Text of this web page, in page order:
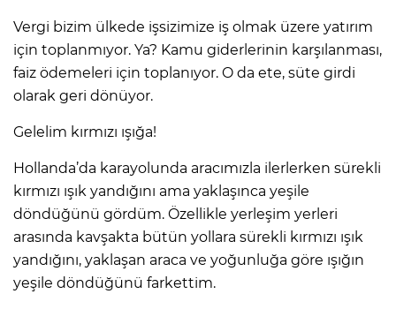
Vergi bizim ülkede işsizimize iş olmak üzere yatırım
için toplanmıyor. Ya? Kamu giderlerinin karşılanması,
faiz ödemeleri için toplanıyor. O da ete, süte girdi
olarak geri dönüyor.
Gelelim kırmızı ışığa!
Hollanda’da karayolunda aracımızla ilerlerken sürekli
kırmızı ışık yandığını ama yaklaşınca yeşile
döndüğünü gördüm. Özellikle yerleşim yerleri
arasında kavşakta bütün yollara sürekli kırmızı ışık
yandığını, yaklaşan araca ve yoğunluğa göre ışığın
yeşile döndüğünü farkettim.